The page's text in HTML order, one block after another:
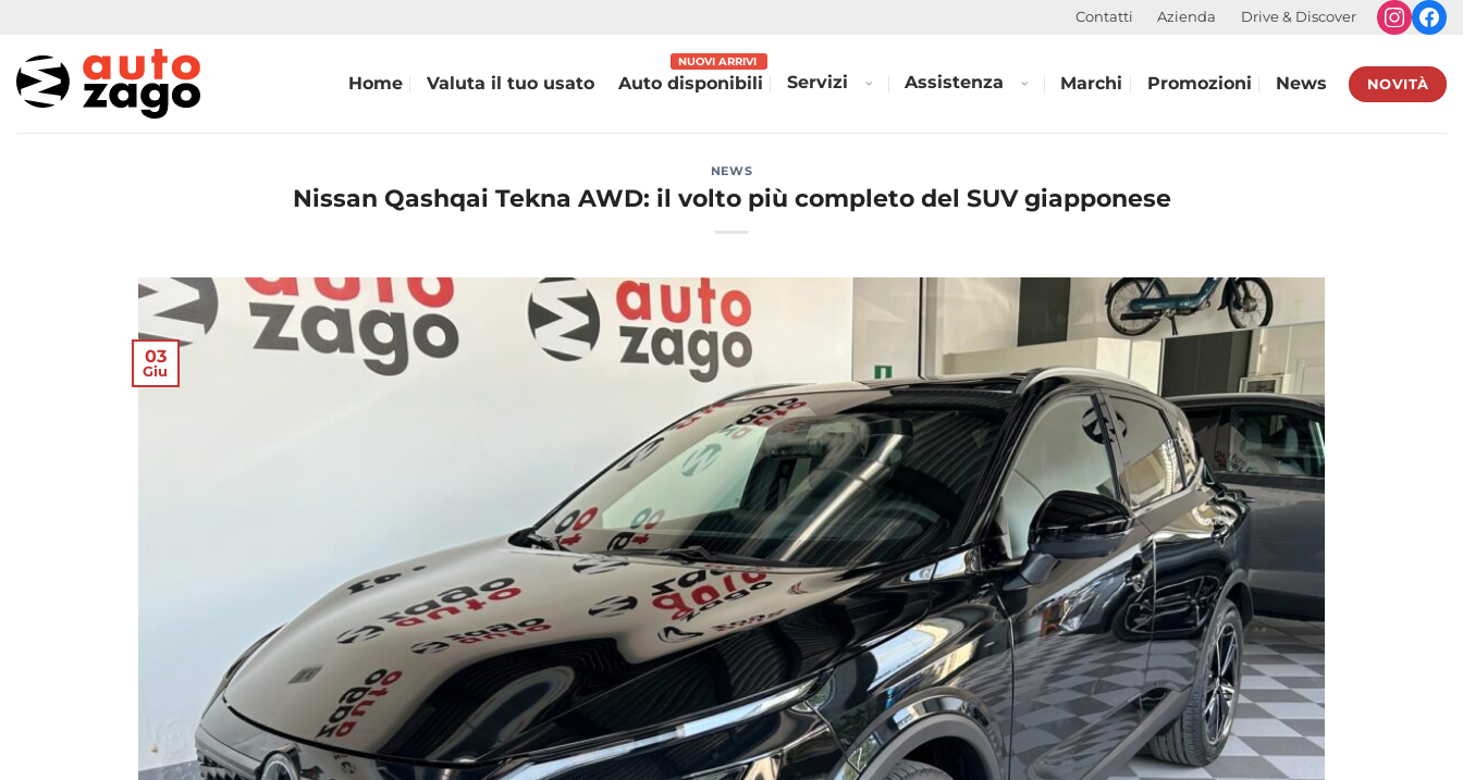
Contatti Azienda Drive & Discover
Home Valuta il tuo usato Auto disponibili Servizi Assistenza Marchi Promozioni News NOVITÀ
NEWS
Nissan Qashqai Tekna AWD: il volto più completo del SUV giapponese
03
Giu